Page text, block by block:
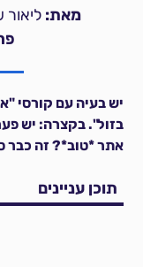
מאת: ליאור
יש בעיה עם קורסי
בזול". בקצרה: יש
אתר *טוב*? זה כבר
תוכן עניינים